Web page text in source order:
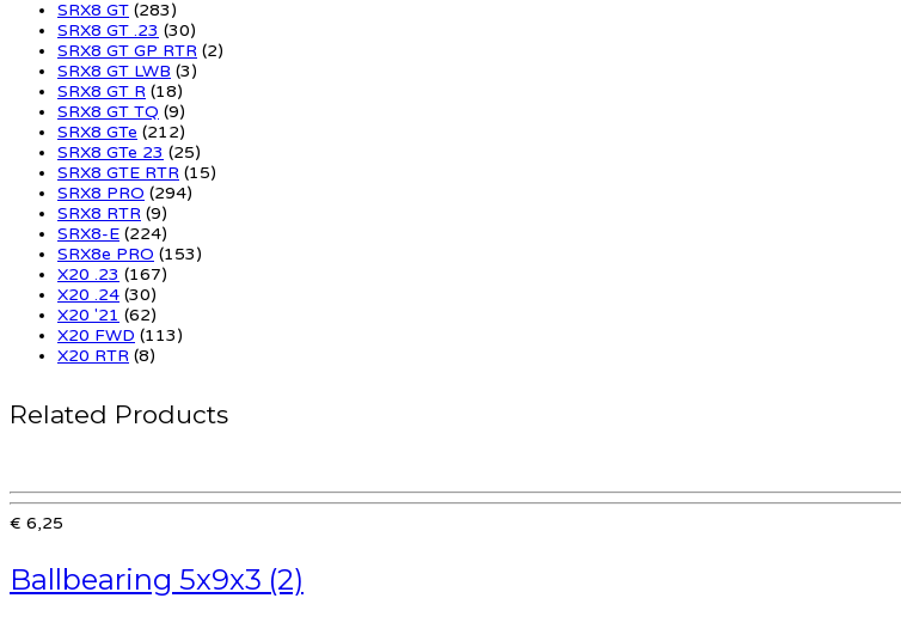
SRX8 GT (283)
SRX8 GT .23 (30)
SRX8 GT GP RTR (2)
SRX8 GT LWB (3)
SRX8 GT R (18)
SRX8 GT TQ (9)
SRX8 GTe (212)
SRX8 GTe 23 (25)
SRX8 GTE RTR (15)
SRX8 PRO (294)
SRX8 RTR (9)
SRX8-E (224)
SRX8e PRO (153)
X20 .23 (167)
X20 .24 (30)
X20 '21 (62)
X20 FWD (113)
X20 RTR (8)
Related Products
€ 6,25
Ballbearing 5x9x3 (2)